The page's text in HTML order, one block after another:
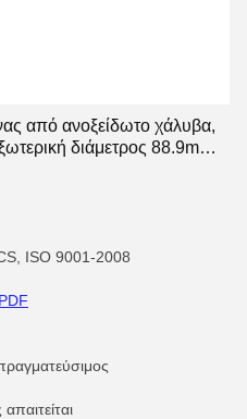
από ανοξείδωτο χάλυβα,
διάμετρος 88.9mm,
ISO 9001-2008